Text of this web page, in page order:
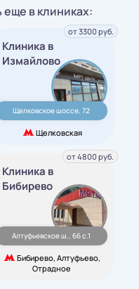
в клиниках:
Клиника в
Измайлово
Щелковское шоссе, 72
Щелковская
от 3300 руб.
Клиника в
Бибирево
Алтуфьевское ш., 66 с.1
Бибирево, Алтуфьево,
Отрадное
от 4800 руб.